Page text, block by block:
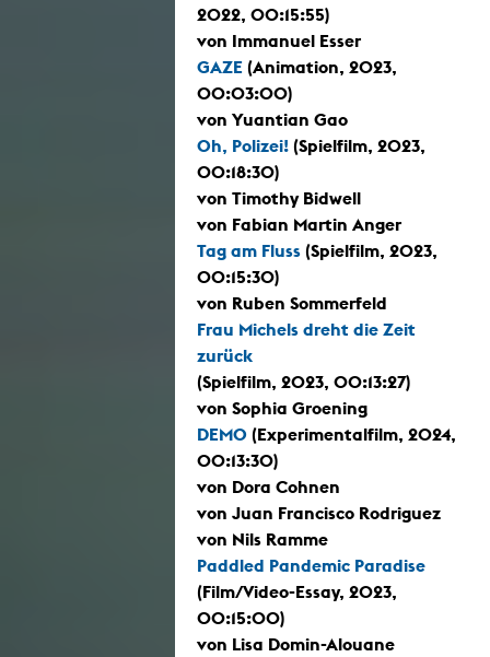
2022, 00:15:55)
von Immanuel Esser
GAZE (Animation, 2023,
00:03:00)
von Yuantian Gao
Oh, Polizei! (Spielfilm, 2023,
00:18:30)
von Timothy Bidwell
von Fabian Martin Anger
Tag am Fluss (Spielfilm, 2023,
00:15:30)
von Ruben Sommerfeld
Frau Michels dreht die Zeit
zurück
(Spielfilm, 2023, 00:13:27)
von Sophia Groening
DEMO (Experimentalfilm, 2024,
00:13:30)
von Dora Cohnen
von Juan Francisco Rodriguez
von Nils Ramme
Paddled Pandemic Paradise
(Film/Video-Essay, 2023,
00:15:00)
von Lisa Domin-Alouane